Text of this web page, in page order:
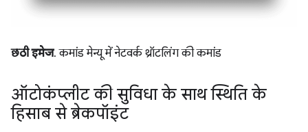
छठी इमेज. कमांड मेन्यू में नेटवर्क थ्रॉटलिंग की कमांड
ऑटोकंप्लीट की सुविधा के साथ स्थिति के
हिसाब से ब्रेकपॉइंट